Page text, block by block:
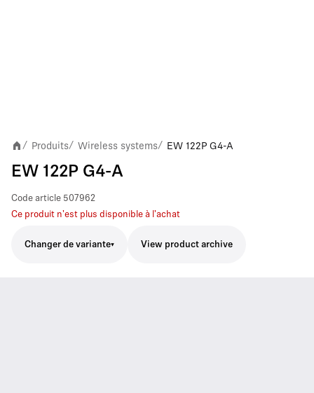
/ Produits/ Wireless systems/ EW 122P G4-A
EW 122P G4-A
Code article 507962
Ce produit n'est plus disponible à l'achat
Changer de variante View product archive